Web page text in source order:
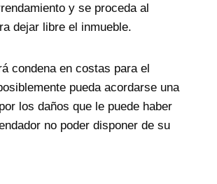
y se proceda al
dejar libre el inmueble.
condena en costas para el
pueda acordarse una
los daños que le puede haber
no poder disponer de su